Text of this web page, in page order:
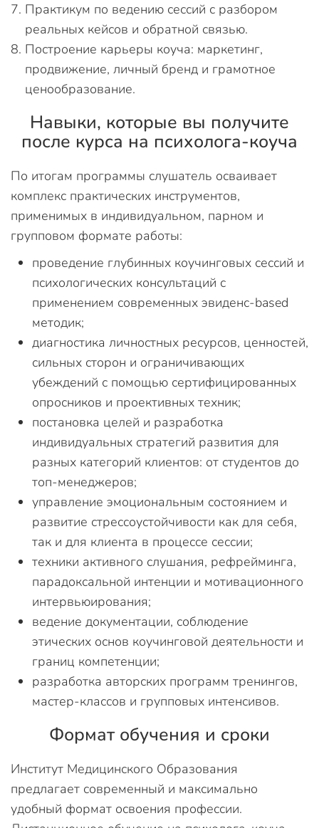
Практикум по ведению сессий с разбором
реальных кейсов и обратной связью.
Построение карьеры коуча: маркетинг,
продвижение, личный бренд и грамотное
ценообразование.
Навыки, которые вы получите
после курса на психолога-коуча
По итогам программы слушатель осваивает
комплекс практических инструментов,
применимых в индивидуальном, парном и
групповом формате работы:
проведение глубинных коучинговых сессий и
психологических консультаций с
применением современных эвиденс-based
методик;
диагностика личностных ресурсов, ценностей,
сильных сторон и ограничивающих
убеждений с помощью сертифицированных
опросников и проективных техник;
постановка целей и разработка
индивидуальных стратегий развития для
разных категорий клиентов: от студентов до
топ-менеджеров;
управление эмоциональным состоянием и
развитие стрессоустойчивости как для себя,
так и для клиента в процессе сессии;
техники активного слушания, рефрейминга,
парадоксальной интенции и мотивационного
интервьюирования;
ведение документации, соблюдение
этических основ коучинговой деятельности и
границ компетенции;
разработка авторских программ тренингов,
мастер-классов и групповых интенсивов.
Формат обучения и сроки
Институт Медицинского Образования
предлагает современный и максимально
удобный формат освоения профессии.